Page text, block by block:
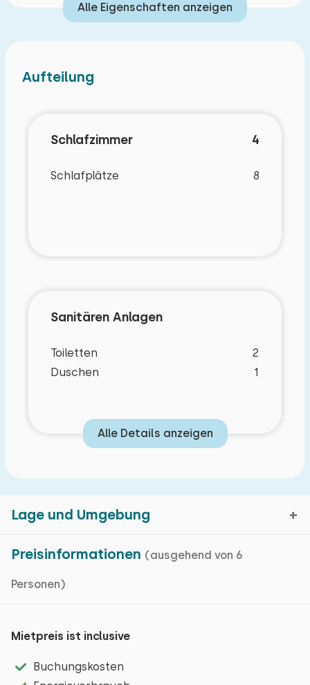
Preisinformationen (ausgehend von 6
Personen)
Mietpreis ist inclusive
Buchungskosten
Eigenschaften
Ferienhaus
Auf einem Ferienpark
Airco
Alle Eigenschaften anzeigen
Aufteilung
Schlafzimmer 4
Schlafplätze 8
Sanitären Anlagen
Toiletten
2
Duschen
1
Alle Details anzeigen
Lage und Umgebung
Uddel, Gelderland
Uddel ist zentral in den Niederlanden gelegen und in